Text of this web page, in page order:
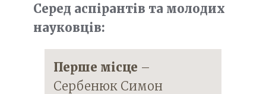
Серед аспірантів та молодих
науковців:
Перше місце –
Сербенюк Симон